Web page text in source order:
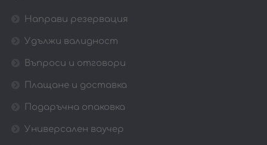
Направи резервация
Удължи валидност
Въпроси и отговори
Плащане и доставка
Подаръчна опаковка
Универсален ваучер